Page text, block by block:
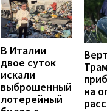
В Италии
двое суток
искали
выброшенный
лотерейный
на